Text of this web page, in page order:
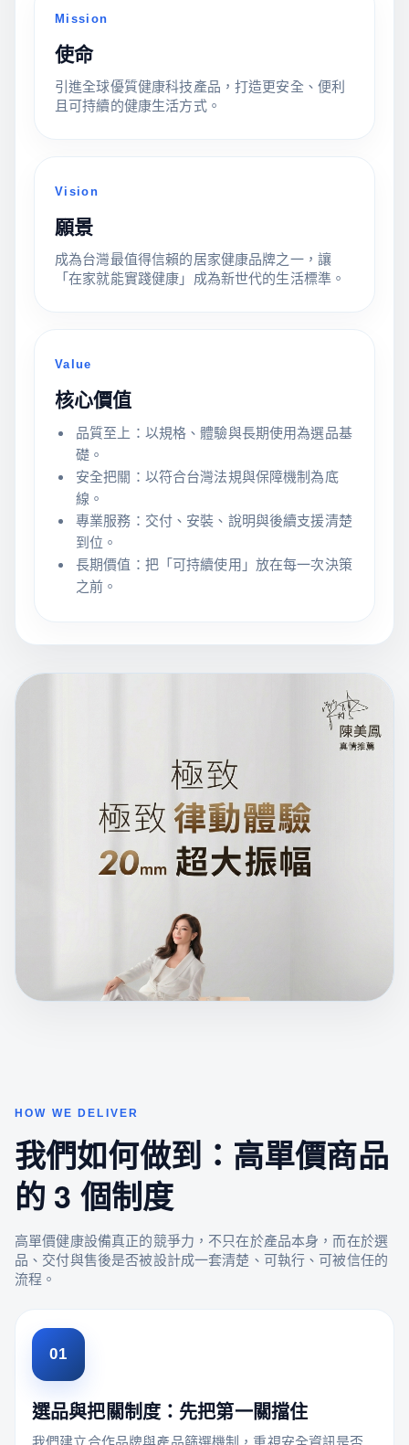
Mission
使命
引進全球優質健康科技產品，打造更安全、便利
且可持續的健康生活方式。
Vision
願景
成為台灣最值得信賴的居家健康品牌之一，讓
「在家就能實踐健康」成為新世代的生活標準。
Value
核心價值
品質至上：以規格、體驗與長期使用為選品基
礎。
安全把關：以符合台灣法規與保障機制為底
線。
專業服務：交付、安裝、說明與後續支援清楚
到位。
長期價值：把「可持續使用」放在每一次決策
之前。
HOW WE DELIVER
我們如何做到：高單價商品
的 3 個制度
高單價健康設備真正的競爭力，不只在於產品本身，而在於選
品、交付與售後是否被設計成一套清楚、可執行、可被信任的
流程。
01
選品與把關制度：先把第一關擋住
我們建立合作品牌與產品篩選機制，重視安全資訊是否